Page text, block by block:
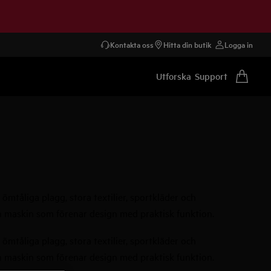
Kontakta oss Hitta din butik Logga in
Utforska Support